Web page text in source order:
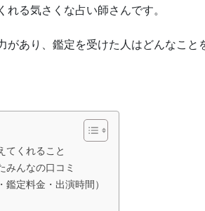
る気さくな占い師さんです。
があり、鑑定を受けた人はどんなこと
てくれること
みんなの口コミ
定料金・出演時間）